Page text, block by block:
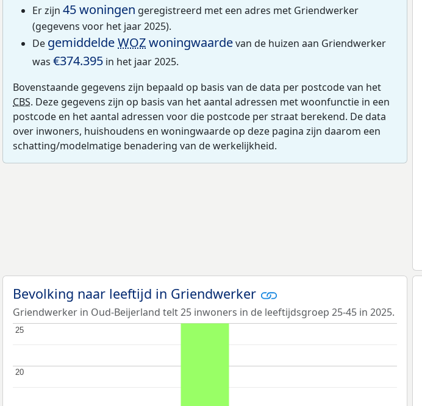
Er zijn 45 woningen geregistreerd met een adres met Griendwerker
(gegevens voor het jaar 2025).
De gemiddeldeWOZwoningwaardevan de huizen aan Griendwerker
was €374.395 in het jaar 2025.
Bovenstaande gegevens zijn bepaald op basis van de data per postcode van het
CBS. Deze gegevens zijn op basis van het aantal adressen met woonfunctie in een
postcode en het aantal adressen voor die postcode per straat berekend. De data
over inwoners, huishoudens en woningwaarde op deze pagina zijn daarom een
schatting/modelmatige benadering van de werkelijkheid.
Bevolking naar leeftijd in Griendwerker
Griendwerker in Oud-Beijerland telt 25 inwoners in de leeftijdsgroep 25-45 in 2025.
20
20
25
25